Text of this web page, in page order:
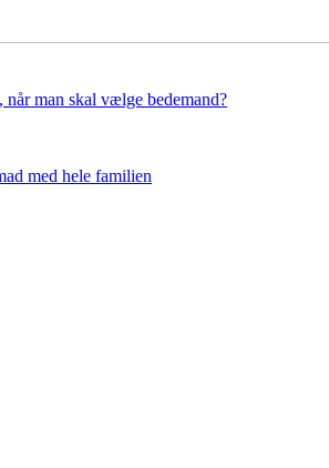
man skal vælge bedemand?
med hele familien